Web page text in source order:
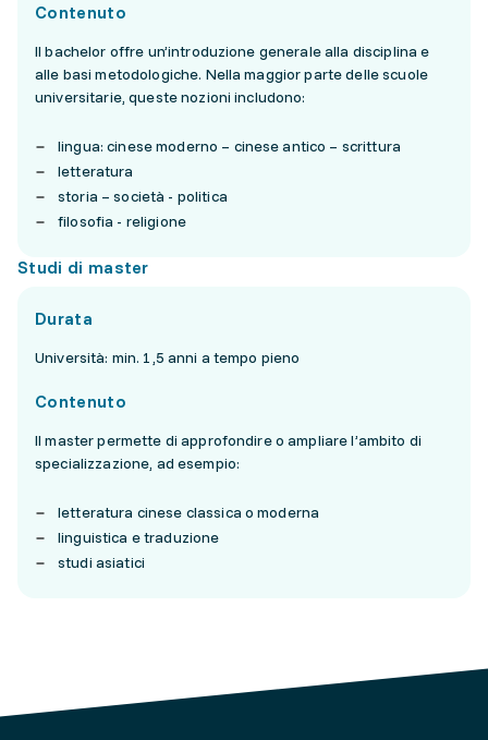
Contenuto
Il bachelor offre un’introduzione generale alla disciplina e
alle basi metodologiche. Nella maggior parte delle scuole
universitarie, queste nozioni includono:
lingua: cinese moderno – cinese antico – scrittura
letteratura
storia – società - politica
filosofia - religione
Studi di master
Durata
Università: min. 1,5 anni a tempo pieno
Contenuto
Il master permette di approfondire o ampliare l’ambito di
specializzazione, ad esempio:
letteratura cinese classica o moderna
linguistica e traduzione
studi asiatici